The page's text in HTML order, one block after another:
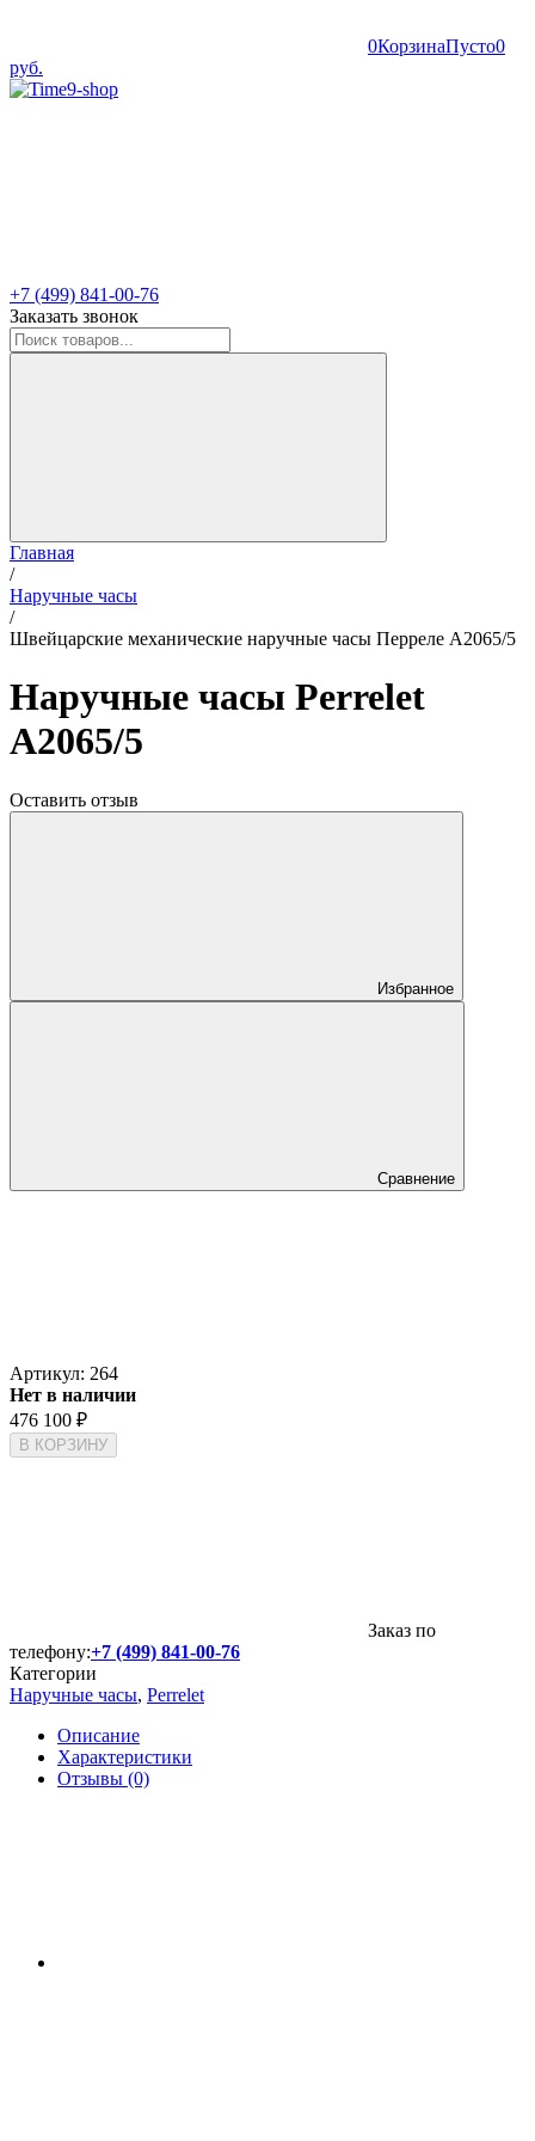
0КорзинаПусто0
руб.
+7 (499) 841-00-76
Заказать звонок
Главная
/
Наручные часы
/
Швейцарские механические наручные часы Перреле A2065/5
Наручные часы Perrelet
A2065/5
Оставить отзыв
Избранное
Сравнение
Артикул: 264
Нет в наличии
476 100 ₽
В КОРЗИНУ
Заказ по
телефону:+7 (499) 841-00-76
Категории
Наручные часы, Perrelet
Описание
Характеристики
Отзывы (0)